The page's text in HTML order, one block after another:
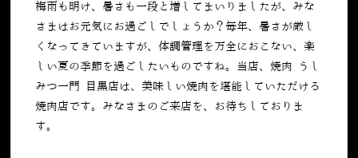
梅雨も明け、暑さも一段と増してまいりましたが、みな
さまはお元気にお過ごしでしょうか？毎年、暑さが厳し
くなってきていますが、体調管理を万全におこない、楽
しい夏の季節を過ごしたいものですね。当店、焼肉 うし
みつ一門 目黒店は、美味しい焼肉を堪能していただける
焼肉店です。みなさまのご来店を、お待ちしておりま
す。